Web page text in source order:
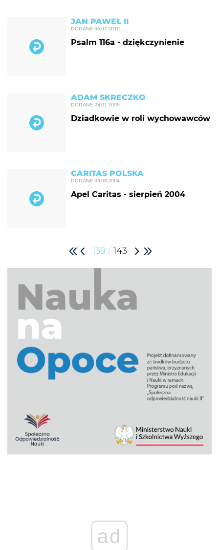
JAN PAWEŁ II
DODANE 06.07.2010
Psalm 116a - dziękczynienie
ADAM SKRECZKO
DODANE 24.01.2005
Dziadkowie w roli wychowawców
CARITAS POLSKA
DODANE 03.08.2004
Apel Caritas - sierpień 2004
139 / 143
ad